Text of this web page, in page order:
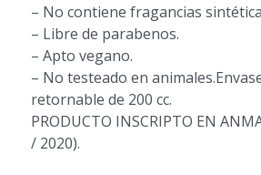
– No contiene fragancias
– Libre de parabenos.
– Apto vegano.
– No testeado en
retornable de 200 cc.
PRODUCTO INSCRIPTO EN
/ 2020).